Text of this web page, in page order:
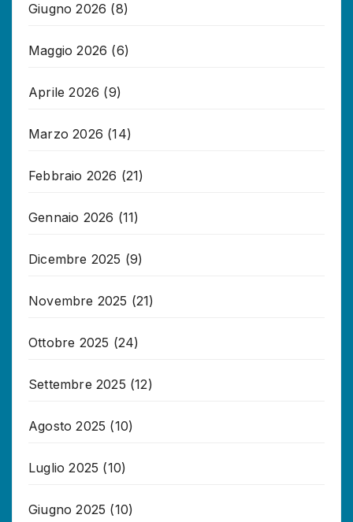
Giugno 2026 (8)
Maggio 2026 (6)
Aprile 2026 (9)
Marzo 2026 (14)
Febbraio 2026 (21)
Gennaio 2026 (11)
Dicembre 2025 (9)
Novembre 2025 (21)
Ottobre 2025 (24)
Settembre 2025 (12)
Agosto 2025 (10)
Luglio 2025 (10)
Giugno 2025 (10)